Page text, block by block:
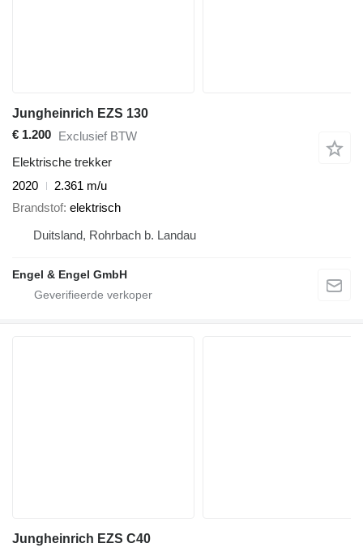
Jungheinrich EZS 130
€ 1.200 Exclusief BTW
Elektrische trekker
2020
2.361 m/u
Brandstof elektrisch
Duitsland, Rohrbach b. Landau
Engel & Engel GmbH
Jungheinrich EZS C40